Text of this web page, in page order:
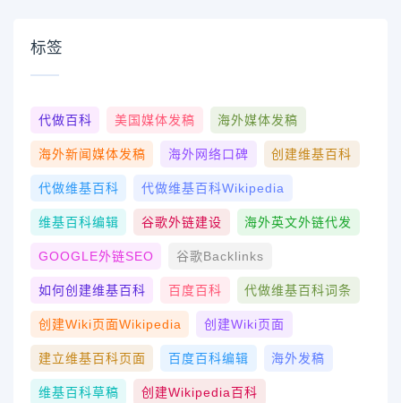
标签
代做百科 美国媒体发稿 海外媒体发稿
海外新闻媒体发稿 海外网络口碑 创建维基百科
代做维基百科 代做维基百科wikipedia
维基百科编辑 谷歌外链建设 海外英文外链代发
GOOGLE外链SEO 谷歌Backlinks
如何创建维基百科 百度百科 代做维基百科词条
创建wiki页面Wikipedia 创建wiki页面
建立维基百科页面 百度百科编辑 海外发稿
维基百科草稿 创建Wikipedia百科